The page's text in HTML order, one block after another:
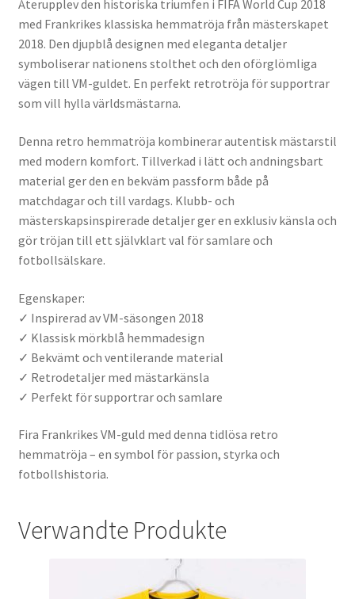
Återupplev den historiska triumfen i FIFA World Cup 2018
med Frankrikes klassiska hemmatröja från mästerskapet
2018. Den djupblå designen med eleganta detaljer
symboliserar nationens stolthet och den oförglömliga
vägen till VM-guldet. En perfekt retrotröja för supportrar
som vill hylla världsmästarna.
Denna retro hemmatröja kombinerar autentisk mästarstil
med modern komfort. Tillverkad i lätt och andningsbart
material ger den en bekväm passform både på
matchdagar och till vardags. Klubb- och
mästerskapsinspirerade detaljer ger en exklusiv känsla och
gör tröjan till ett självklart val för samlare och
fotbollsälskare.
Egenskaper:
✓ Inspirerad av VM-säsongen 2018
✓ Klassisk mörkblå hemmadesign
✓ Bekvämt och ventilerande material
✓ Retrodetaljer med mästarkänsla
✓ Perfekt för supportrar och samlare
Fira Frankrikes VM-guld med denna tidlösa retro
hemmatröja – en symbol för passion, styrka och
fotbollshistoria.
Verwandte Produkte